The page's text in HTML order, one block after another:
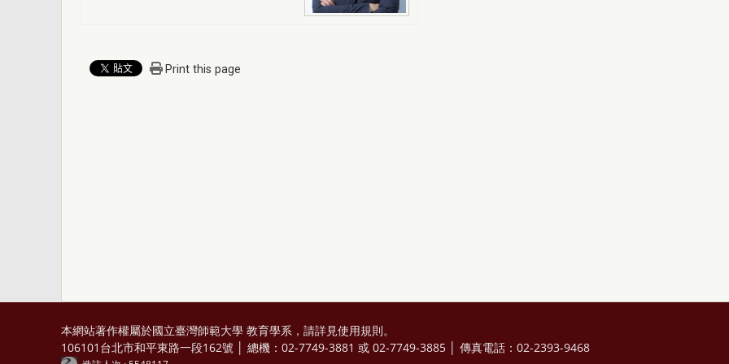
Print this page
本網站著作權屬於國立臺灣師範大學 教育學系，請詳見使用規則。
106101台北市和平東路一段162號 │ 總機：02-7749-3881 或 02-7749-3885 │ 傳真電話：02-2393-9468